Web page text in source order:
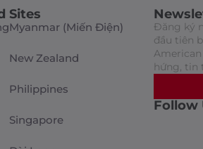
Sites
Myanmar (Miến Điện)
New Zealand
Philippines
Singapore
Đăng ký
đầu tiên
hứng, tin
Follow